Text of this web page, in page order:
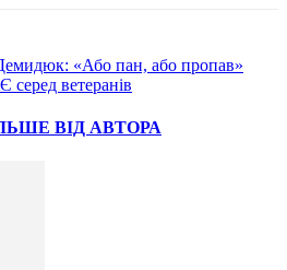
«Або пан, або пропав»
серед ветеранів
ВІД АВТОРА